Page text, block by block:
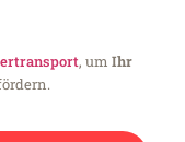
, um Ihr